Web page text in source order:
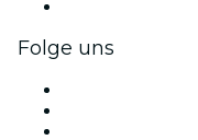
Folge uns